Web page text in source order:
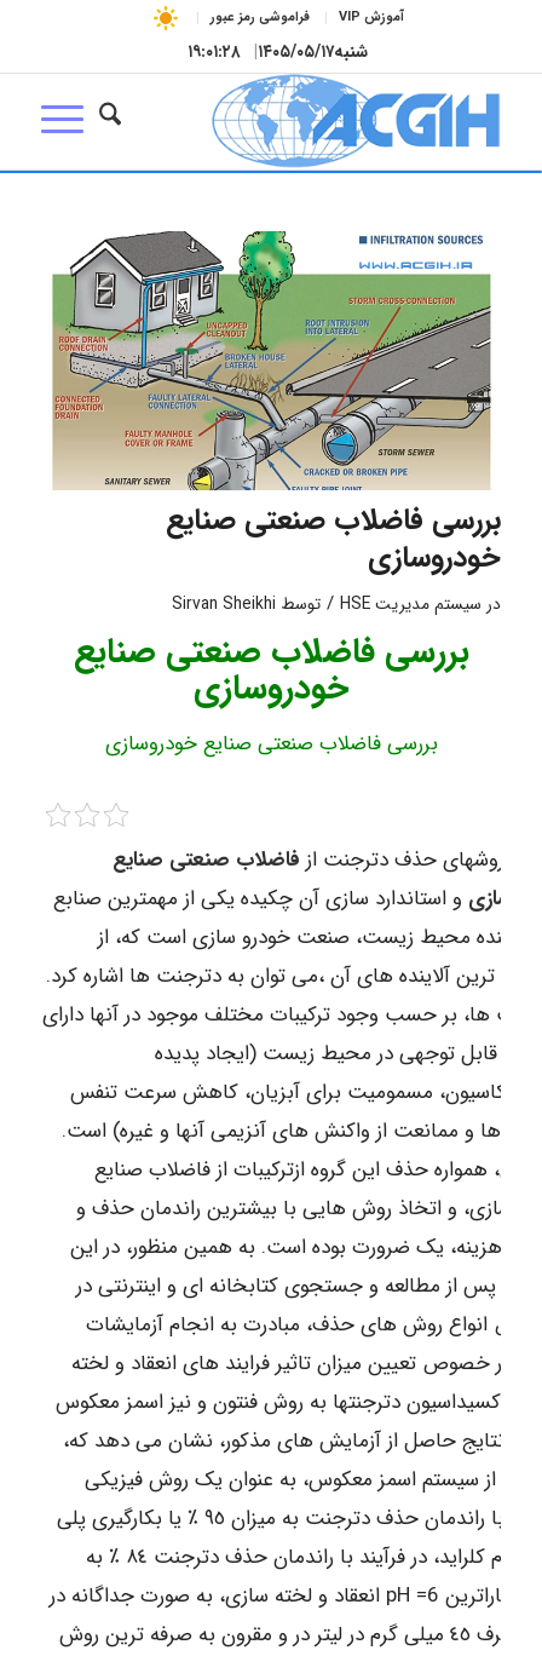
آموزش VIP فراموشی رمز عبور
شنبه۱۴۰۵/۰۵/۱۷| ۱۹:۰۱:۲۹
بررسی فاضلاب صنعتی صنایع
خودروسازی
در سیستم مدیریت HSE / توسط Sirvan Sheikhi
بررسی فاضلاب صنعتی صنایع
خودروسازی
بررسی فاضلاب صنعتی صنایع خودروسازی
روشهای حذف دترجنت از فاضلاب صنعتی صنایع
و استاندارد سازی آن چکیده یکی از مهمترین صنابع
کننده محیط زیست، صنعت خودرو سازی است که، از
ترین آلاینده های آن ،می توان به دترجنت ها اشاره کرد.
ها، بر حسب وجود ترکیبات مختلف موجود در آنها دارای
قابل توجهی در محیط زیست (ایجاد پدیده
مسمومیت برای آبزیان، کاهش سرعت تنفس
ها و ممانعت از واکنش های آنزیمی آنها و غیره) است.
همواره حذف این گروه ازترکیبات از فاضلاب صنایع
و اتخاذ روش هایی با بیشترین راندمان حذف و
هزینه، یک ضرورت بوده است. به همین منظور، در این
پس از مطالعه و جستجوی کتابخانه ای و اینترنتی در
انواع روش های حذف، مبادرت به انجام آزمایشات
در خصوص تعیین میزان تاثیر فرایند های انعقاد و لخته
،اکسیداسیون دترجنتها به روش فنتون و نیز اسمز معکوس
که نتایج حاصل از آزمایش های مذکور، نشان می دهد که،
از سیستم اسمز معکوس، به عنوان یک روش فیزیکی
تصفیه با راندمان حذف دترجنت به میزان ٩٥ ٪ یا بکارگیری پلی
آلومینیوم کلراید، در فرآیند با راندمان حذف دترجنت ٨٤ ٪ به
عنوان کاراترین pH =6 انعقاد و لخته سازی، به صورت جداگانه در
ازاء مصرف ٤٥ میلی گرم در لیتر در و مقرون به صرفه ترین روش